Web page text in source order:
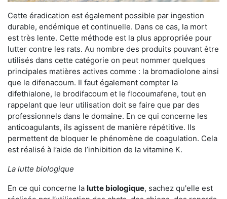
Cette éradication est également possible par ingestion
durable, endémique et continuelle. Dans ce cas, la mort
est très lente. Cette méthode est la plus appropriée pour
lutter contre les rats. Au nombre des produits pouvant être
utilisés dans cette catégorie on peut nommer quelques
principales matières actives comme : la bromadiolone ainsi
que le difenacoum. Il faut également compter la
difethialone, le brodifacoum et le flocoumafene, tout en
rappelant que leur utilisation doit se faire que par des
professionnels dans le domaine. En ce qui concerne les
anticoagulants, ils agissent de manière répétitive. Ils
permettent de bloquer le phénomène de coagulation. Cela
est réalisé à l’aide de l’inhibition de la vitamine K.
La lutte biologique
En ce qui concerne la lutte biologique, sachez qu'elle est